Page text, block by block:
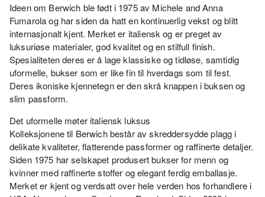
Ideen om Berwich ble født i 1975 av Michele and Anna
Fumarola og har siden da hatt en kontinuerlig vekst og blitt
internasjonalt kjent. Merket er italiensk og er preget av
luksuriøse materialer, god kvalitet og en stilfull finish.
Spesialiteten deres er å lage klassiske og tidløse, samtidig
uformelle, bukser som er like fin til hverdags som til fest.
Deres ikoniske kjennetegn er den skrå knappen i buksen og
slim passform.
Det uformelle møter italiensk luksus
Kolleksjonene til Berwich består av skreddersydde plagg i
delikate kvaliteter, flatterende passformer og raffinerte detaljer.
Siden 1975 har selskapet produsert bukser for menn og
kvinner med raffinerte stoffer og elegant ferdig emballasje.
Merket er kjent og verdsatt over hele verden hos forhandlere i